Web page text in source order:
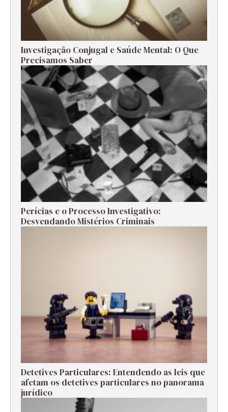
Investigação Conjugal e Saúde Mental: O Que
Precisamos Saber
Perícias e o Processo Investigativo:
Desvendando Mistérios Criminais
Detetives Particulares: Entendendo as leis que
afetam os detetives particulares no panorama
jurídico